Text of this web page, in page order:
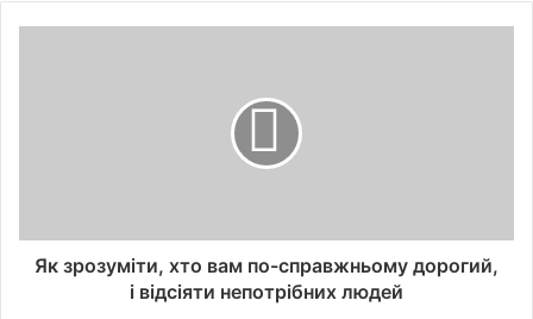
Як зрозуміти, хто вам по-справжньому дорогий,
і відсіяти непотрібних людей